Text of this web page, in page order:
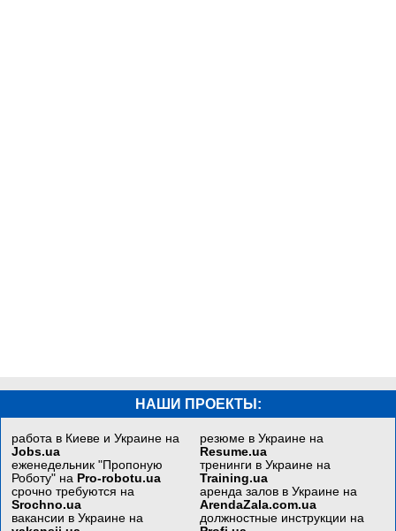
НАШИ ПРОЕКТЫ:
работа в Киеве и Украине на
Jobs.ua
еженедельник "Пропоную
Роботу" на Pro-robotu.ua
срочно требуются на
Srochno.ua
вакансии в Украине на
резюме в Украине на
Resume.ua
тренинги в Украине на
Training.ua
аренда залов в Украине на
ArendaZala.com.ua
должностные инструкции на